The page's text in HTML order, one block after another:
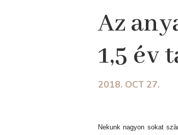
Az
1,5 év
2018. OCT 27.
Nekunk nagyon sokat